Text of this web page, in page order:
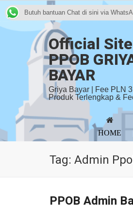
Official
PPOB
BAYAR
Griya Bayar | Fee PLN
Produk Terlengkap &
HOME
Tag: Admin
PPOB Admin
Butuh bantuan Chat di sini via